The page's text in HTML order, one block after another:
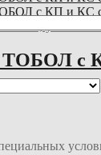
ТОБОЛ с
юз